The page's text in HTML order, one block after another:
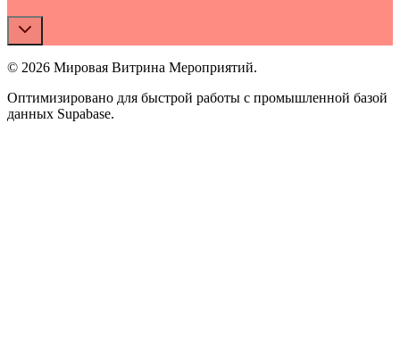
© 2026 Мировая Витрина Мероприятий.
Оптимизировано для быстрой работы с промышленной базой
данных Supabase.